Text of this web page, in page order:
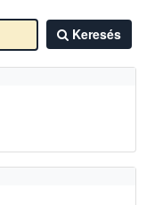
Keresés